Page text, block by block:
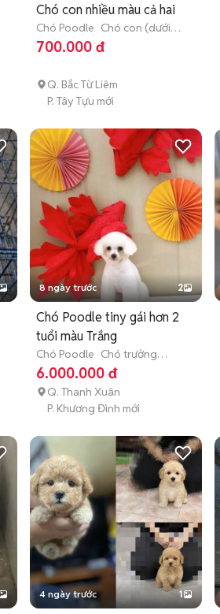
Chó con nhiều màu cả hai
Chó Poodle Chó con (dưới 3
tháng tuổi)
700.000 đ
Q. Bắc Từ Liêm
P. Tây Tựu mới
8 ngày trước 2
Chó Poodle tiny gái hơn 2
tuổi màu Trắng
Chó Poodle Chó trưởng
thành (hơn 1 tuổi)
6.000.000 đ
Q. Thanh Xuân
P. Khương Đình mới
4 ngày trước 1